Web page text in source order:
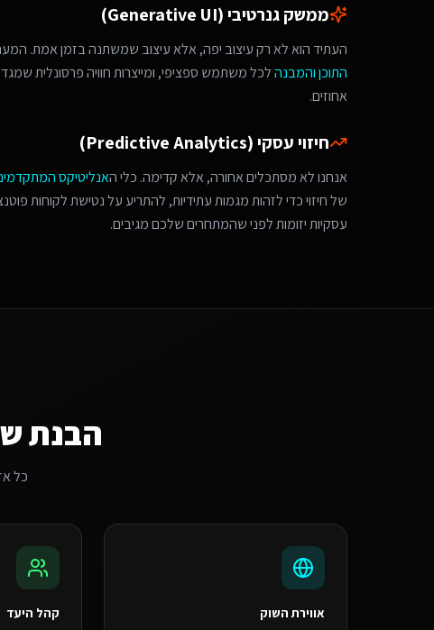
ממשק גנרטיבי (Generative UI)
העתיד הוא לא רק עיצוב יפה, אלא עיצוב שמשתנה בזמן אמת.
התוכן והמבנהלכל משתמש ספציפי, ומייצרות חוויה פרסונלית
אחוזים.
חיזוי עסקי (Predictive Analytics)
אנחנו לא מסתכלים אחורה, אלא קדימה. כלי האנליטיקס
של חיזוי כדי לזהות מגמות עתידיות, להתריע על נטישת לקוחות
עסקיות יזומות לפני שהמתחרים שלכם מגיבים.
הבנת
כל
אווירת השוק קהל היעד